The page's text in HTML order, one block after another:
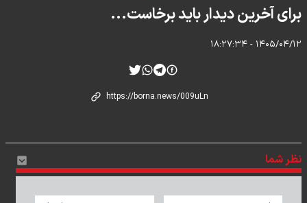
برای آخرین دیدار باید برخاست...
۱۴۰۵/۰۴/۱۲ - ۱۸:۲۷:۳۴
نظر شما